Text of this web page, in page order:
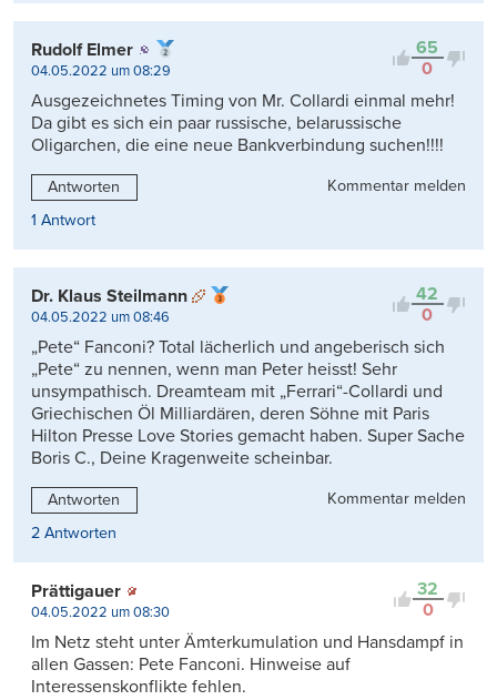
65
0
Rudolf Elmer
04.05.2022 um 08:29
Ausgezeichnetes Timing von Mr. Collardi einmal mehr!
Da gibt es sich ein paar russische, belarussische
Oligarchen, die eine neue Bankverbindung suchen!!!!
Antworten
Kommentar melden
1 Antwort
42
0
Dr. Klaus Steilmann
04.05.2022 um 08:46
„Pete“ Fanconi? Total lächerlich und angeberisch sich
„Pete“ zu nennen, wenn man Peter heisst! Sehr
unsympathisch. Dreamteam mit „Ferrari“-Collardi und
Griechischen Öl Milliardären, deren Söhne mit Paris
Hilton Presse Love Stories gemacht haben. Super Sache
Boris C., Deine Kragenweite scheinbar.
Antworten
Kommentar melden
2 Antworten
32
0
Prättigauer
04.05.2022 um 08:30
Im Netz steht unter Ämterkumulation und Hansdampf in
allen Gassen: Pete Fanconi. Hinweise auf
Interessenskonflikte fehlen.